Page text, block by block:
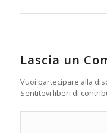
Lascia un
Vuoi partecipare alla
Sentitevi liberi di